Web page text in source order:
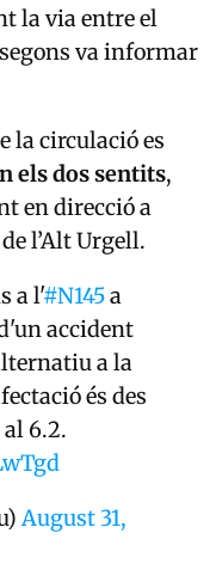
la via entre el
va informar
la circulació es
els dos sentits,
en direcció a
l’Alt Urgell.
a l'#N145a
accident
a la
és des
6.2.
August 31,